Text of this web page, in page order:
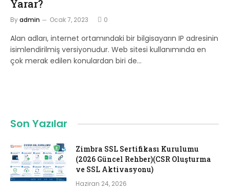
Yarar?
Byadmin Ocak 7, 2023 0
Alan adları, internet ortamındaki bir bilgisayarın IP adresinin
isimlendirilmiş versiyonudur. Web sitesi kullanımında en
çok merak edilen konulardan biri de…
Son Yazılar
Zimbra SSL Sertifikası Kurulumu
(2026 Güncel Rehber)(CSR Oluşturma
ve SSL Aktivasyonu)
Haziran 24, 2026